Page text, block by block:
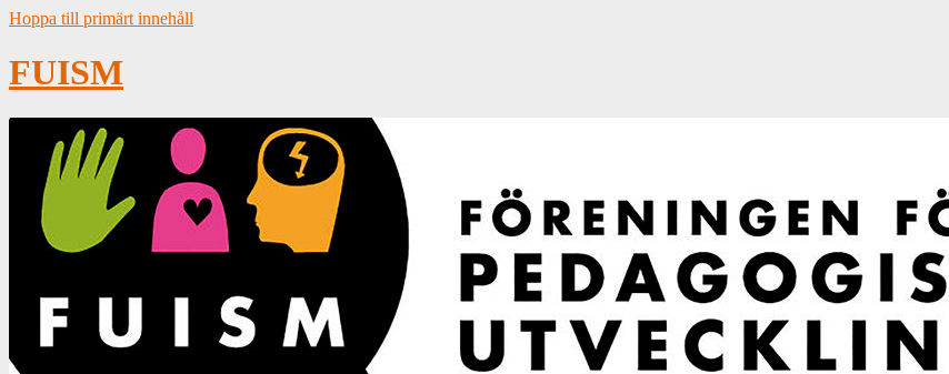
Hoppa till primärt innehåll
FUISM